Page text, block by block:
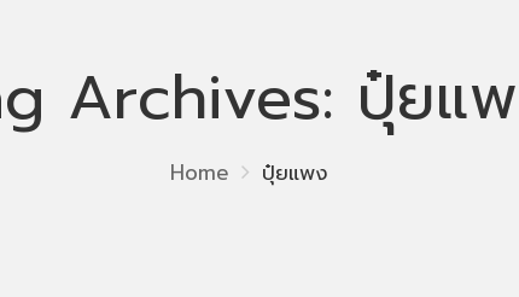
Archives: ปุ๋ยแ
Home ปุ๋ยแพง